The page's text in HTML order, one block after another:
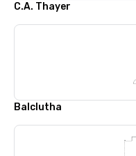
C.A. Thayer
Balclutha